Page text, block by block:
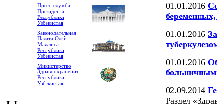
Пресс-служба
Президента
Республики
Узбекистан
Законодательная
Палата Олий
Мажлиса
Республики
Узбекистан
Министерство
Здравоохранения
Республики
Узбекистан
01.01.2016
01.01.2016
01.01.2016
02.09.2014
Раздел